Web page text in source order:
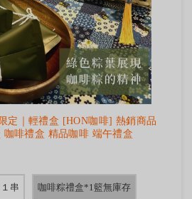
定｜輕禮盒 [HON咖啡] 熱銷商品
啡禮盒 精品咖啡 端午禮盒
串 咖啡粽禮盒*1籃無庫存